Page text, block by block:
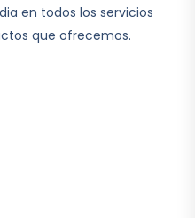
en todos los servicios
que ofrecemos.